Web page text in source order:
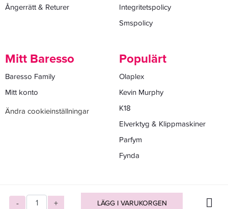
- + LÄGG I VARUKORGEN
Ångerrätt & Returer
Integritetspolicy
Smspolicy
Mitt Baresso
Baresso Family
Mitt konto
Ändra cookieinställningar
Populärt
Olaplex
Kevin Murphy
K18
Elverktyg & Klippmaskiner
Parfym
Fynda